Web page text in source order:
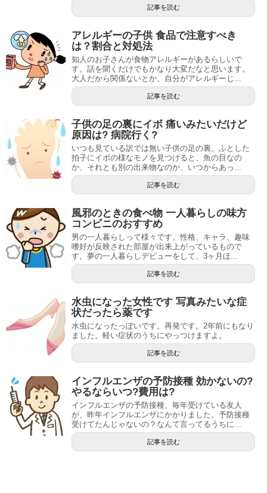
記事を読む
アレルギーの子供 食品で注意すべき
は？割合と対処法
知人のお子さんが食物アレルギーがあるらしいで
す。話を聞くだけでもかなり大変だなと思います。
大人だから関係ないとか、自分がアレルギーじ...
記事を読む
子供の足の裏にイボ 痛いみたいだけど
原因は? 病院行く?
いつも見ている訳では無い子供の足の裏。ふとした
拍子にイボの様なモノを見つけると、魚の目なの
か、それとも別の出来物なのか、いつからあっ...
記事を読む
風邪のときの食べ物 一人暮らしの味方
コンビニのおすすめ
男の一人暮らしって様々です。性格、キャラ、趣味
嗜好が反映された部屋が出来上がっているもので
す。夢の一人暮らしデビューをして、3ヶ月ほ...
記事を読む
水虫になった女性です 写真みたいな症
状だったら薬です
水虫になったっぽいです。再発です。2年前にもなり
ました。軽い症状のうちにやっつけますよ。
記事を読む
インフルエンザの予防接種 効かないの?
やるならいつ?費用は?
インフルエンザの予防接種、毎年受けている友人
が、昨年インフルエンザにかかりました。予防接種
受けてたんじゃないの？なんて言ってるうちに...
記事を読む